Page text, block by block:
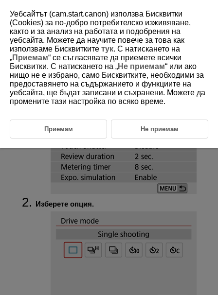
D101-051
Метод на снимане
Изберете [ :Drive mode/ : Метод на снимане
Изберете опция.
Уебсайтът (cam.start.canon) използва Бисквитки
(Cookies) за по-добро потребителско изживяване,
както и за анализ на работата и подобрения на
уебсайта. Можете да научите повече за това как
използваме Бисквитките тук. С натискането на
„Приемам“ се съгласявате да приемете всички
Бисквитки. С натискането на „Не приемам“ или ако
нищо не е избрано, само Бисквитките, необходими за
предоставянето на съдържанието и функциите на
уебсайта, ще бъдат записани и съхранени. Можете да
промените тази настройка по всяко време.
Приемам Не приемам